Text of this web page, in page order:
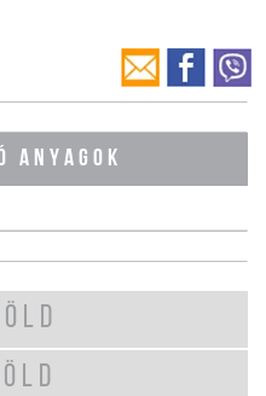
ANYAGOK